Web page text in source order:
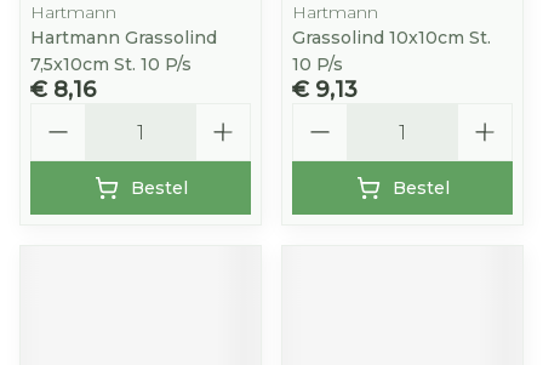
Hartmann
Hartmann Grassolind
7,5x10cm St. 10 P/s
€ 8,16
Bestel
Hartmann
Grassolind 10x10cm St.
10 P/s
€ 9,13
Bestel